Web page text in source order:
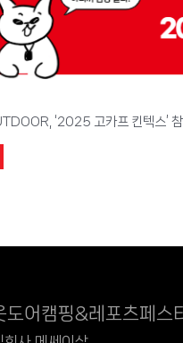
도어캠핑&레포츠페스